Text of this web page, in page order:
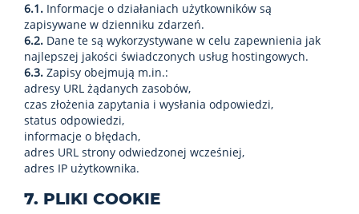
6.1. Informacje o działaniach użytkowników są
zapisywane w dzienniku zdarzeń.
6.2. Dane te są wykorzystywane w celu zapewnienia jak
najlepszej jakości świadczonych usług hostingowych.
6.3. Zapisy obejmują m.in.:
adresy URL żądanych zasobów,
czas złożenia zapytania i wysłania odpowiedzi,
status odpowiedzi,
informacje o błędach,
adres URL strony odwiedzonej wcześniej,
adres IP użytkownika.
7. PLIKI COOKIE